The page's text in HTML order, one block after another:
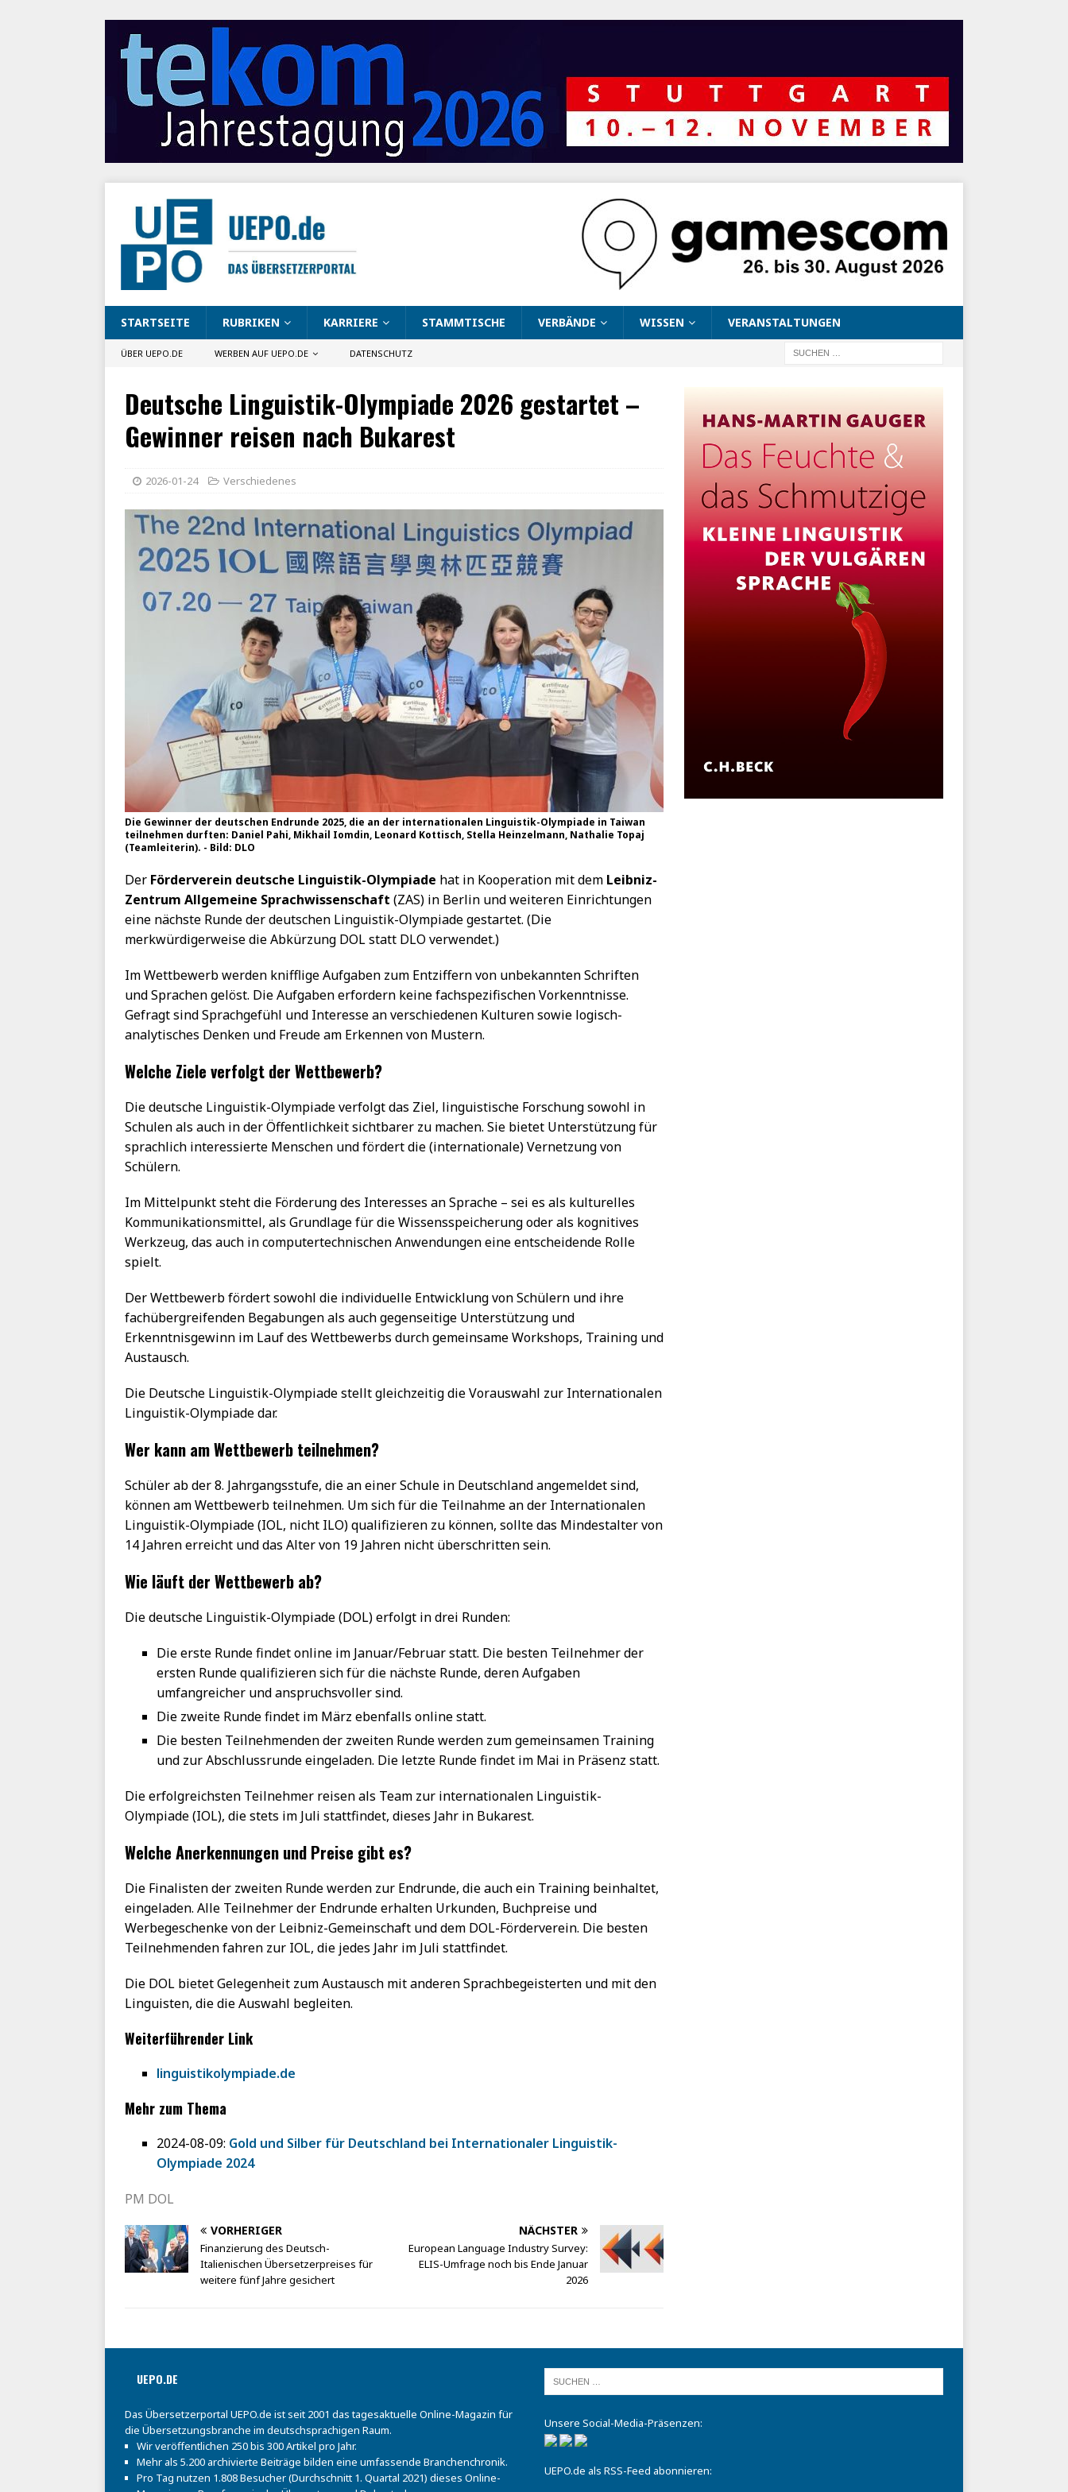
STARTSEITE RUBRIKEN KARRIERE STAMMTISCHE VERBÄNDE WISSEN VERANSTALTUNGEN
ÜBER UEPO.DE WERBEN AUF UEPO.DE DATENSCHUTZ
Deutsche Linguistik-Olympiade 2026 gestartet –
Gewinner reisen nach Bukarest
2026-01-24 Verschiedenes
Die Gewinner der deutschen Endrunde 2025, die an der internationalen Linguistik-Olympiade in Taiwan
teilnehmen durften: Daniel Pahi, Mikhail Iomdin, Leonard Kottisch, Stella Heinzelmann, Nathalie Topaj
(Teamleiterin). - Bild: DLO
Der Förderverein deutsche Linguistik-Olympiade hat in Kooperation mit dem Leibniz-
Zentrum Allgemeine Sprachwissenschaft (ZAS) in Berlin und weiteren Einrichtungen
eine nächste Runde der deutschen Linguistik-Olympiade gestartet. (Die
merkwürdigerweise die Abkürzung DOL statt DLO verwendet.)
Im Wettbewerb werden knifflige Aufgaben zum Entziffern von unbekannten Schriften
und Sprachen gelöst. Die Aufgaben erfordern keine fachspezifischen Vorkenntnisse.
Gefragt sind Sprachgefühl und Interesse an verschiedenen Kulturen sowie logisch-
analytisches Denken und Freude am Erkennen von Mustern.
Welche Ziele verfolgt der Wettbewerb?
Die deutsche Linguistik-Olympiade verfolgt das Ziel, linguistische Forschung sowohl in
Schulen als auch in der Öffentlichkeit sichtbarer zu machen. Sie bietet Unterstützung für
sprachlich interessierte Menschen und fördert die (internationale) Vernetzung von
Schülern.
Im Mittelpunkt steht die Förderung des Interesses an Sprache – sei es als kulturelles
Kommunikationsmittel, als Grundlage für die Wissensspeicherung oder als kognitives
Werkzeug, das auch in computertechnischen Anwendungen eine entscheidende Rolle
spielt.
Der Wettbewerb fördert sowohl die individuelle Entwicklung von Schülern und ihre
fachübergreifenden Begabungen als auch gegenseitige Unterstützung und
Erkenntnisgewinn im Lauf des Wettbewerbs durch gemeinsame Workshops, Training und
Austausch.
Die Deutsche Linguistik-Olympiade stellt gleichzeitig die Vorauswahl zur Internationalen
Linguistik-Olympiade dar.
Wer kann am Wettbewerb teilnehmen?
Schüler ab der 8. Jahrgangsstufe, die an einer Schule in Deutschland angemeldet sind,
können am Wettbewerb teilnehmen. Um sich für die Teilnahme an der Internationalen
Linguistik-Olympiade (IOL, nicht ILO) qualifizieren zu können, sollte das Mindestalter von
14 Jahren erreicht und das Alter von 19 Jahren nicht überschritten sein.
Wie läuft der Wettbewerb ab?
Die deutsche Linguistik-Olympiade (DOL) erfolgt in drei Runden:
Die erste Runde findet online im Januar/Februar statt. Die besten Teilnehmer der
ersten Runde qualifizieren sich für die nächste Runde, deren Aufgaben
umfangreicher und anspruchsvoller sind.
Die zweite Runde findet im März ebenfalls online statt.
Die besten Teilnehmenden der zweiten Runde werden zum gemeinsamen Training
und zur Abschlussrunde eingeladen. Die letzte Runde findet im Mai in Präsenz statt.
Die erfolgreichsten Teilnehmer reisen als Team zur internationalen Linguistik-
Olympiade (IOL), die stets im Juli stattfindet, dieses Jahr in Bukarest.
Welche Anerkennungen und Preise gibt es?
Die Finalisten der zweiten Runde werden zur Endrunde, die auch ein Training beinhaltet,
eingeladen. Alle Teilnehmer der Endrunde erhalten Urkunden, Buchpreise und
Werbegeschenke von der Leibniz-Gemeinschaft und dem DOL-Förderverein. Die besten
Teilnehmenden fahren zur IOL, die jedes Jahr im Juli stattfindet.
Die DOL bietet Gelegenheit zum Austausch mit anderen Sprachbegeisterten und mit den
Linguisten, die die Auswahl begleiten.
Weiterführender Link
linguistikolympiade.de
Mehr zum Thema
2024-08-09: Gold und Silber für Deutschland bei Internationaler Linguistik-
Olympiade 2024
PM DOL
VORHERIGER
Finanzierung des Deutsch-
Italienischen Übersetzerpreises für
weitere fünf Jahre gesichert
NÄCHSTER
European Language Industry Survey:
ELIS-Umfrage noch bis Ende Januar
2026
UEPO.DE
Das Übersetzerportal UEPO.de ist seit 2001 das tagesaktuelle Online-Magazin für
die Übersetzungsbranche im deutschsprachigen Raum.
Wir veröffentlichen 250 bis 300 Artikel pro Jahr.
Mehr als 5.200 archivierte Beiträge bilden eine umfassende Branchenchronik.
Pro Tag nutzen 1.808 Besucher (Durchschnitt 1. Quartal 2021) dieses Online-
Unsere Social-Media-Präsenzen:
UEPO.de als RSS-Feed abonnieren: